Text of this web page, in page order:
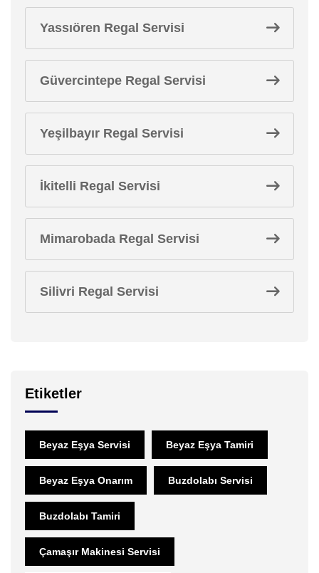
Yassıören Regal Servisi
Güvercintepe Regal Servisi
Yeşilbayır Regal Servisi
İkitelli Regal Servisi
Mimarobada Regal Servisi
Silivri Regal Servisi
Etiketler
Beyaz Eşya Servisi Beyaz Eşya Tamiri
Beyaz Eşya Onarım Buzdolabı Servisi
Buzdolabı Tamiri
Çamaşır Makinesi Servisi